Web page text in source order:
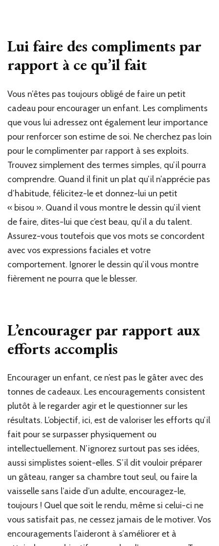
Lui faire des compliments par
rapport à ce qu’il fait
Vous n’êtes pas toujours obligé de faire un petit
cadeau pour encourager un enfant. Les compliments
que vous lui adressez ont également leur importance
pour renforcer son estime de soi. Ne cherchez pas loin
pour le complimenter par rapport à ses exploits.
Trouvez simplement des termes simples, qu’il pourra
comprendre. Quand il finit un plat qu’il n’apprécie pas
d’habitude, félicitez-le et donnez-lui un petit
« bisou ». Quand il vous montre le dessin qu’il vient
de faire, dites-lui que c’est beau, qu’il a du talent.
Assurez-vous toutefois que vos mots se concordent
avec vos expressions faciales et votre
comportement. Ignorer le dessin qu’il vous montre
fièrement ne pourra que le blesser.
L’encourager par rapport aux
efforts accomplis
Encourager un enfant, ce n’est pas le gâter avec des
tonnes de cadeaux. Les encouragements consistent
plutôt à le regarder agir et le questionner sur les
résultats. L’objectif, ici, est de valoriser les efforts qu’il
fait pour se surpasser physiquement ou
intellectuellement. N’ignorez surtout pas ses idées,
aussi simplistes soient-elles. S’il dit vouloir préparer
un gâteau, ranger sa chambre tout seul, ou faire la
vaisselle sans l’aide d’un adulte, encouragez-le,
toujours ! Quel que soit le rendu, même si celui-ci ne
vous satisfait pas, ne cessez jamais de le motiver. Vos
encouragements l’aideront à s’améliorer et à